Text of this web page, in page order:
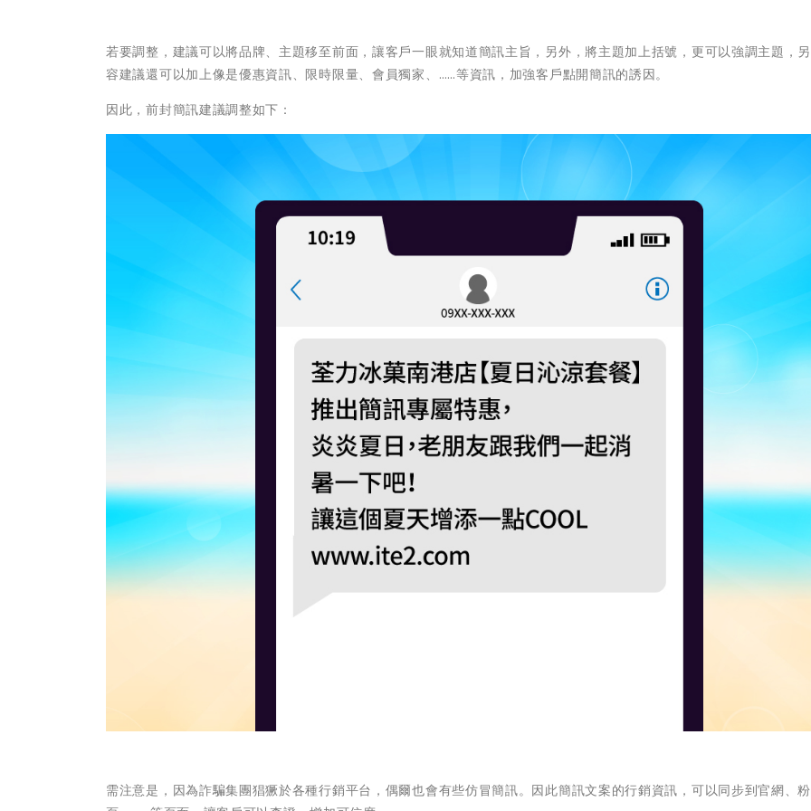
若要調整，建議可以將品牌、主題移至前面，讓客戶一眼就知道簡訊主旨，另外，將主題加上括號，更可以強調主題，
容建議還可以加上像是優惠資訊、限時限量、會員獨家、……等資訊，加強客戶點開簡訊的誘因。
因此，前封簡訊建議調整如下：
需注意是，因為詐騙集團猖獗於各種行銷平台，偶爾也會有些仿冒簡訊。因此簡訊文案的行銷資訊，可以同步到官網、